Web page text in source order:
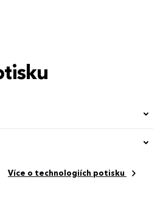
Více o technologiích potisku